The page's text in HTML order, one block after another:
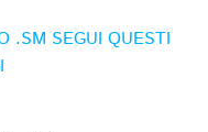
.SM SEGUI QUESTI